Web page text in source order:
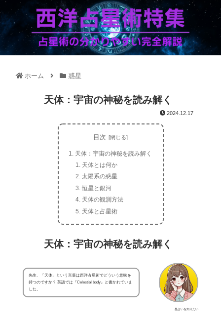
ホーム 惑星
天体：宇宙の神秘を読み解く
2024.12.17
目次
天体：宇宙の神秘を読み解く
天体とは何か
太陽系の惑星
恒星と銀河
天体の観測方法
天体と占星術
天体：宇宙の神秘を読み解く
星占いを知りたい
先生、「天体」という言葉は西洋占星術でどういう意味を
持つのですか？ 英語では『Celestial body』と書かれていま
した。